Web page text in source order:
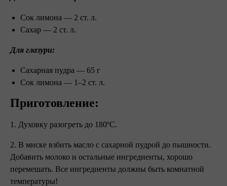
Сок лимона — 2 ст. л.
Сахар — 2 ст. л. ⠀
Для глазури:
Сахарная пудра — 65 г
Сок лимона — 1–2 ст. л. ⠀
Приготовление:
1. Духовку разогреть до 180ºС.
2. В миске взбить масло с сахарной пудрой до пышности.
Добавить молоко и остальные ингредиенты, хорошо
перемешать. Все ингредиенты должны быть комнатной
температуры!